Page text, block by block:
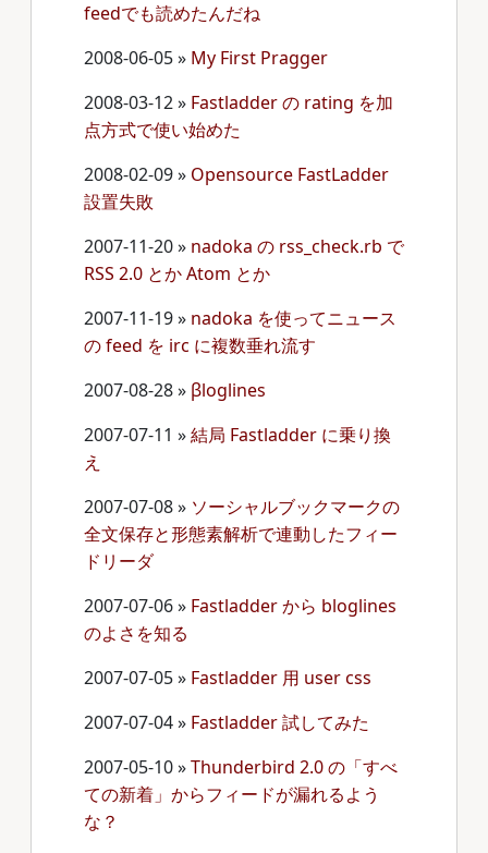
feedでも読めたんだね
2008-06-05» My First Pragger
2008-03-12» Fastladder の rating を加
点方式で使い始めた
2008-02-09» Opensource FastLadder
設置失敗
2007-11-20» nadoka の rss_check.rb で
RSS 2.0 とか Atom とか
2007-11-19» nadoka を使ってニュース
の feed を irc に複数垂れ流す
2007-08-28» βloglines
2007-07-11 »結局 Fastladder に乗り換
え
2007-07-08» ソーシャルブックマークの
全文保存と形態素解析で連動したフィー
ドリーダ
2007-07-06» Fastladder から bloglines
のよさを知る
2007-07-05» Fastladder 用 user css
2007-07-04» Fastladder 試してみた
2007-05-10»Thunderbird 2.0 の「すべ
ての新着」からフィードが漏れるよう
な？